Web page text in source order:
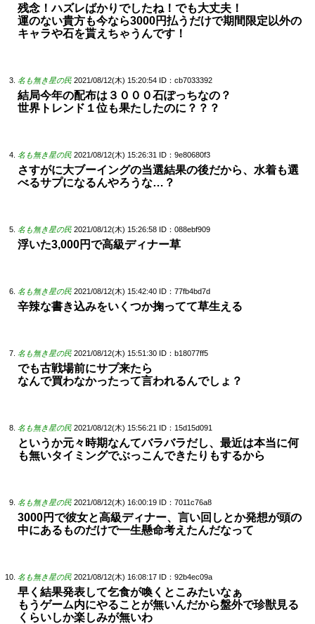
残念！ハズレばかりでしたね！でも大丈夫！
運のない貴方も今なら3000円払うだけで期間限定以外の
キャラや石を貰えちゃうんです！
名も無き星の民 2021/08/12(木) 15:20:54 ID：cb7033392
結局今年の配布は３０００石ぽっちなの？
世界トレンド１位も果たしたのに？？？
名も無き星の民 2021/08/12(木) 15:26:31 ID：9e80680f3
さすがに大ブーイングの当選結果の後だから、水着も選
べるサプになるんやろうな…？
名も無き星の民 2021/08/12(木) 15:26:58 ID：088ebf909
浮いた3,000円で高級ディナー草
名も無き星の民 2021/08/12(木) 15:42:40 ID：77fb4bd7d
辛辣な書き込みをいくつか掬ってて草生える
名も無き星の民 2021/08/12(木) 15:51:30 ID：b18077ff5
でも古戦場前にサプ来たら
なんで買わなかったって言われるんでしょ？
名も無き星の民 2021/08/12(木) 15:56:21 ID：15d15d091
というか元々時期なんてバラバラだし、最近は本当に何
も無いタイミングでぶっこんできたりもするから
名も無き星の民 2021/08/12(木) 16:00:19 ID：7011c76a8
3000円で彼女と高級ディナー、言い回しとか発想が頭の
中にあるものだけで一生懸命考えたんだなって
名も無き星の民 2021/08/12(木) 16:08:17 ID：92b4ec09a
早く結果発表して乞食が喚くとこみたいなぁ
もうゲーム内にやることが無いんだから盤外で珍獣見る
くらいしか楽しみが無いわ